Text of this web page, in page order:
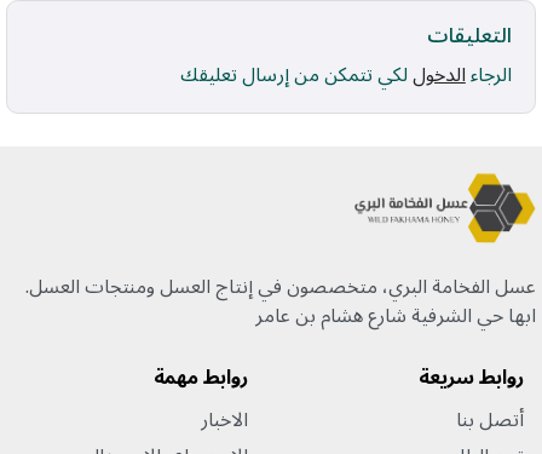
التعليقات
الرجاءالدخوللكي تتمكن من إرسال تعليقك
عسل الفخامة البري، متخصصون في إنتاج العسل ومنتجات العسل.
ابها حي الشرفية شارع هشام بن عامر
روابط سريعة
أتصل بنا
روابط مهمة
الاخبار